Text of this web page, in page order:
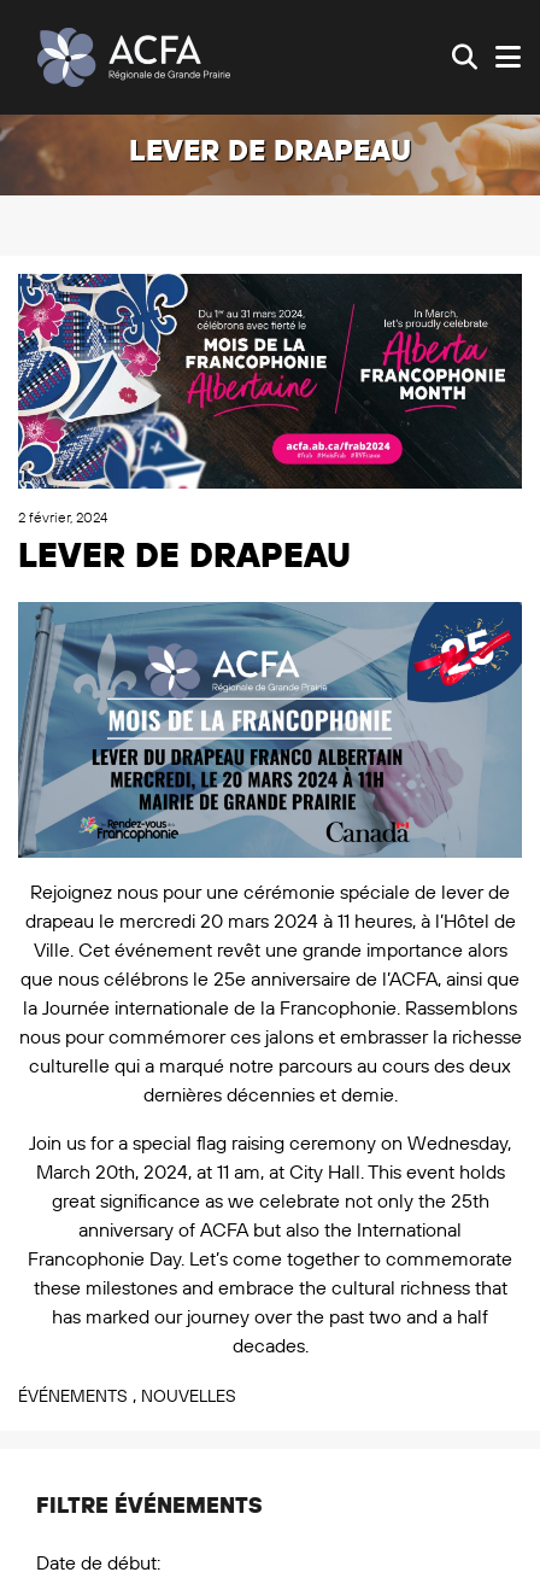
LEVER DE DRAPEAU
2 février, 2024
LEVER DE DRAPEAU
Rejoignez nous pour une cérémonie spéciale de lever de
drapeau le mercredi 20 mars 2024 à 11 heures, à l’Hôtel de
Ville. Cet événement revêt une grande importance alors
que nous célébrons le 25e anniversaire de l’ACFA, ainsi que
la Journée internationale de la Francophonie. Rassemblons
nous pour commémorer ces jalons et embrasser la richesse
culturelle qui a marqué notre parcours au cours des deux
dernières décennies et demie.
Join us for a special flag raising ceremony on Wednesday,
March 20th, 2024, at 11 am, at City Hall. This event holds
great significance as we celebrate not only the 25th
anniversary of ACFA but also the International
Francophonie Day. Let’s come together to commemorate
these milestones and embrace the cultural richness that
has marked our journey over the past two and a half
decades.
ÉVÉNEMENTS , NOUVELLES
FILTRE ÉVÉNEMENTS
Date de début: